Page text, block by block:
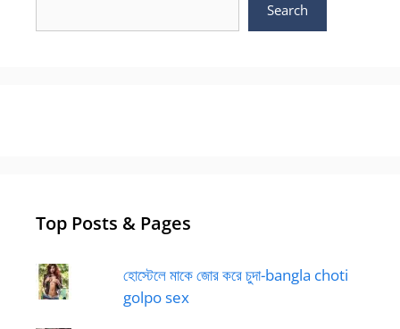
Search
Top Posts & Pages
হোস্টেলে মাকে জোর করে চুদা-bangla choti
golpo sex